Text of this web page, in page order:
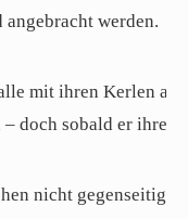
angebracht werden.
mit ihren Kerlen
doch sobald er ihre
nicht gegenseitig